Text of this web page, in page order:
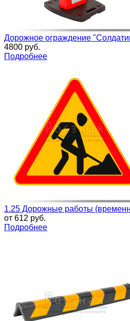
Дорожное ограждение
4800 руб.
Подробнее
1.25 Дорожные работы
от 612 руб.
Подробнее